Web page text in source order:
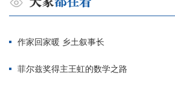
作家回家暖 乡土叙事长
菲尔兹奖得主王虹的数学之路